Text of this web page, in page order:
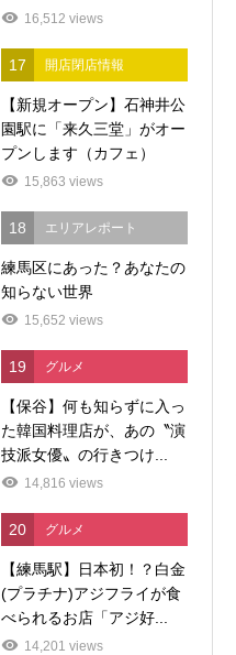
16,512 views
17 開店閉店情報
【新規オープン】石神井公
園駅に「来久三堂」がオー
プンします（カフェ）
15,863 views
18 エリアレポート
練馬区にあった？あなたの
知らない世界
15,652 views
19 グルメ
【保谷】何も知らずに入っ
た韓国料理店が、あの〝演
技派女優〟の行きつけ...
14,816 views
20 グルメ
【練馬駅】日本初！？白金
(プラチナ)アジフライが食
べられるお店「アジ好...
14,201 views